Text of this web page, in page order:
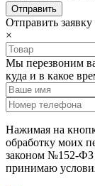
Отправить заявку
×
Мы перезвоним
куда и в какое
Нажимая на
обработку моих
законом №152-ФЗ
принимаю